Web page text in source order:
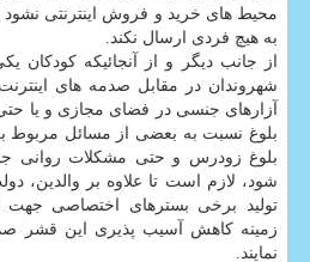
محیط های خرید و فروش اینترنتی
به هیچ فردی ارسال نكند.
از جانب دیگر و از آنجائیكه كودكان
شهروندان در مقابل صدمه های
آزارهای جنسی در فضای مجازی و یا
بلوغ نسبت به بعضی از مسائل مربوط
بلوغ زودرس و حتی مشكلات روانی
شود، لازم است تا علاوه بر والدین،
تولید برخی بسترهای اختصاصی جهت
زمینه كاهش آسیب پذیری این قشر
نمایند.